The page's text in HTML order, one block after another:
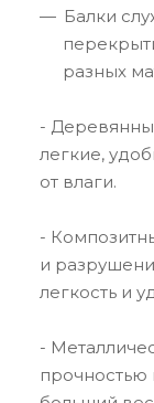
Балки
разных
-
легкие,
от влаги.
-
и
легкость и
-
прочностью